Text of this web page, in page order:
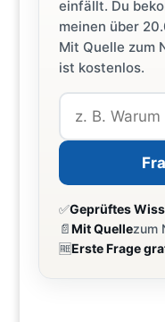
einfällt. Du
meinen über
Mit Quelle zum
ist kostenlos.
✅Geprüftes
📄Mit Quellezum
🆓Erste Frage